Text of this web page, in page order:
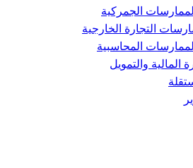
الجمركية
التجارة الخارجية
المحاسبية
المالية والتمويل